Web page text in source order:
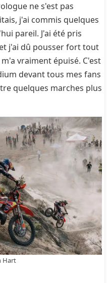
ne s'est pas
j'ai commis quelques
pareil. J'ai été pris
j'ai dû pousser fort tout
vraiment épuisé. C'est
devant tous mes fans
quelques marches plus
Hart